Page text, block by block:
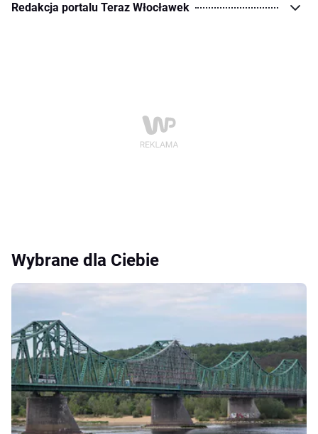
Redakcja portalu Teraz Włocławek
Wybrane dla Ciebie